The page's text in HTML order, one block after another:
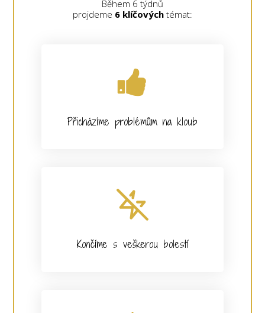
Během 6 týdnů
projdeme 6 klíčových témat:
Přicházíme problémům na kloub
Končíme s veškerou bolestí